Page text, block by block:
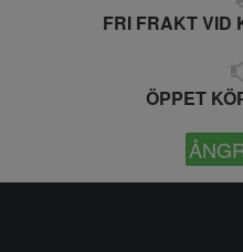
FRI FRAKT VID
ÖPPET